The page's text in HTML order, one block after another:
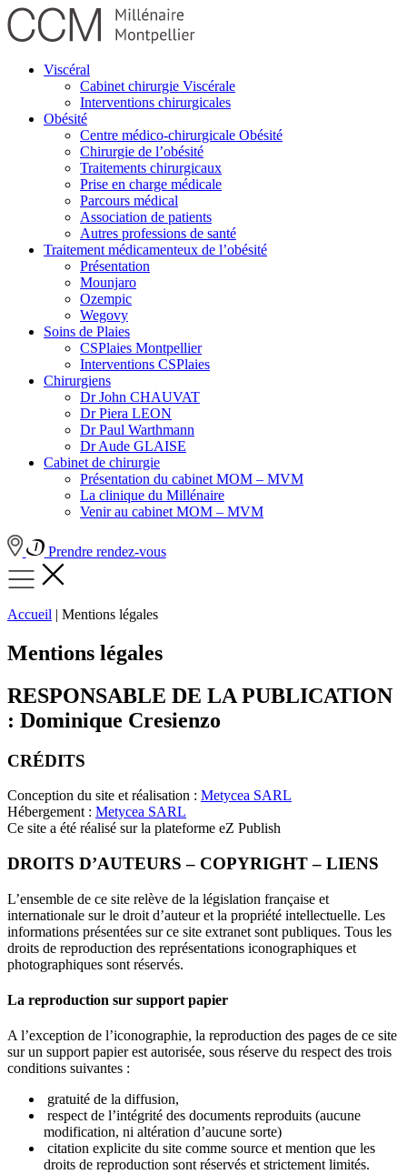
Viscéral
Cabinet chirurgie Viscérale
Interventions chirurgicales
Obésité
Centre médico-chirurgicale Obésité
Chirurgie de l’obésité
Traitements chirurgicaux
Prise en charge médicale
Parcours médical
Association de patients
Autres professions de santé
Traitement médicamenteux de l’obésité
Présentation
Mounjaro
Ozempic
Wegovy
Soins de Plaies
CSPlaies Montpellier
Interventions CSPlaies
Chirurgiens
Dr John CHAUVAT
Dr Piera LEON
Dr Paul Warthmann
Dr Aude GLAISE
Cabinet de chirurgie
Présentation du cabinet MOM – MVM
La clinique du Millénaire
Venir au cabinet MOM – MVM
Prendre rendez-vous
Accueil | Mentions légales
Mentions légales
RESPONSABLE DE LA PUBLICATION
: Dominique Cresienzo
CRÉDITS
Conception du site et réalisation : Metycea SARL
Hébergement : Metycea SARL
Ce site a été réalisé sur la plateforme eZ Publish
DROITS D’AUTEURS – COPYRIGHT – LIENS
L’ensemble de ce site relève de la législation française et
internationale sur le droit d’auteur et la propriété intellectuelle. Les
informations présentées sur ce site extranet sont publiques. Tous les
droits de reproduction des représentations iconographiques et
photographiques sont réservés.
La reproduction sur support papier
A l’exception de l’iconographie, la reproduction des pages de ce site
sur un support papier est autorisée, sous réserve du respect des trois
conditions suivantes :
gratuité de la diffusion,
respect de l’intégrité des documents reproduits (aucune
modification, ni altération d’aucune sorte)
citation explicite du site comme source et mention que les
droits de reproduction sont réservés et strictement limités.